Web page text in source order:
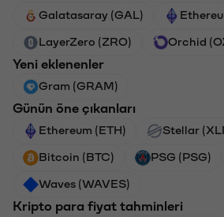
Galatasaray (GAL)
LayerZero (ZRO) Orchid
Yeni eklenenler
Gram (GRAM)
Günün öne çıkanları
Ethereum (ETH) Stellar
Bitcoin (BTC) PSG (PSG)
Waves (WAVES)
Kripto para fiyat tahminleri